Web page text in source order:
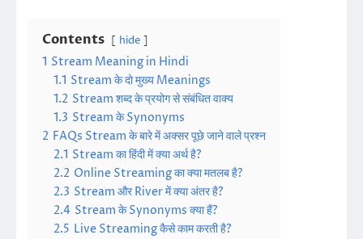
Contents hide
1 Stream Meaning in Hindi
1.1 Stream के दो मुख्य Meanings
1.2 Stream शब्द के प्रयोग से संबंधित वाक्य
1.3 Stream के Synonyms
2 FAQs Stream के बारे में अक्सर पूछे जाने वाले प्रश्न
2.1 Stream का हिंदी में क्या अर्थ है?
2.2 Online Streaming का क्या मतलब है?
2.3 Stream और River में क्या अंतर है?
2.4 Stream के Synonyms क्या हैं?
2.5 Live Streaming कैसे काम करती है?